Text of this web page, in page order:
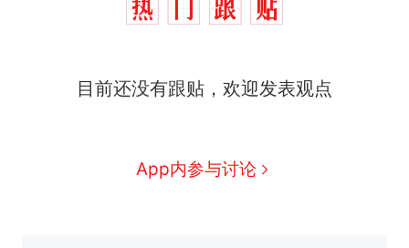
目前还没有跟贴，欢迎发表观点
App内参与讨论